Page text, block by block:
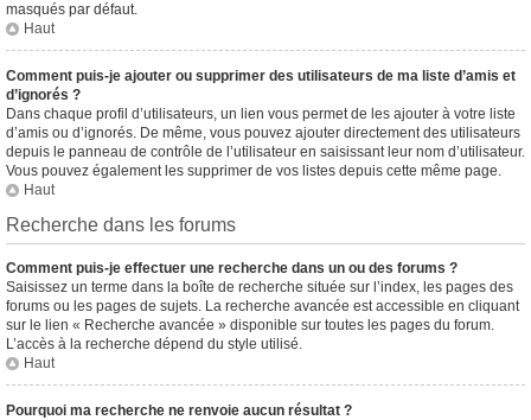
masqués par défaut.
Haut
Comment puis-je ajouter ou supprimer des utilisateurs de ma liste d’amis et
d’ignorés ?
Dans chaque profil d’utilisateurs, un lien vous permet de les ajouter à votre liste
d’amis ou d’ignorés. De même, vous pouvez ajouter directement des utilisateurs
depuis le panneau de contrôle de l’utilisateur en saisissant leur nom d’utilisateur.
Vous pouvez également les supprimer de vos listes depuis cette même page.
Haut
Recherche dans les forums
Comment puis-je effectuer une recherche dans un ou des forums ?
Saisissez un terme dans la boîte de recherche située sur l’index, les pages des
forums ou les pages de sujets. La recherche avancée est accessible en cliquant
sur le lien « Recherche avancée » disponible sur toutes les pages du forum.
L’accès à la recherche dépend du style utilisé.
Haut
Pourquoi ma recherche ne renvoie aucun résultat ?